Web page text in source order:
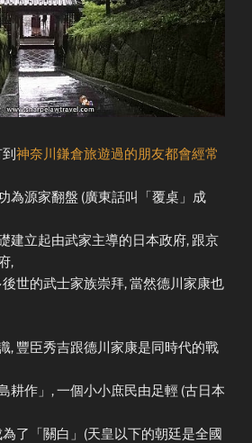
神奈川鎌倉旅遊過的朋友都會經常
為源家翻盤 (廣東話叫「覆桌」成
建立起由武家主導的日本政府, 跟京
,
世的武士家族崇拜, 當然德川家康也
, 豐臣秀吉跟德川家康是同時代的戰
耕作」, 一個小小庶民由足輕 (古日本
了「關白」(天皇以下的朝廷是全國